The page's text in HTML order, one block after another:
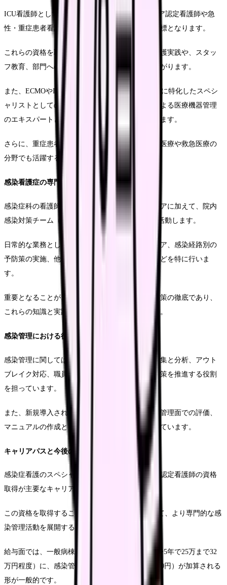
ICU看護師としてのキャリアアップには、集中ケア認定看護師や急
性・重症患者看護専門看護師などの資格取得が目標となります。
これらの資格を取得することで、より専門的な看護実践や、スタッ
フ教育、部門への運営の分担など、活躍の場が広がります。
また、ECMOやIABPなどの高度な医療機器の管理に特化したスペシ
ャリストとしての道や、臨床工学技士との連携による医療機器管理
のエキスパートとしてのキャリアも注目されています。
さらに、重症患者様の看護経験を踏まえて、災害医療や救急医療の
分野でも活躍することができます。
感染看護症の専門性と業務内容
感染症科の看護師は、感染症患者様の直接的なケアに加えて、院内
感染対策チーム（ICT）の中核メンバーとしても活動します。
日常的な業務としては、感染症患者様の観察とケア、感染経路別の
予防策の実施、他部門スタッフへの指導や教育などを特に行いま
す。
重要となることが、標準予防策と感染経路別予防策の徹底であり、
これらの知識と実践力が専門性の基盤となります。
感染管理における役割と実践
感染管理に関しては、サーベイランスデータの収集と分析、アウト
ブレイク対応、職員教育など、組織全体の感染対策を推進する役割
を担っています。
また、新規導入される医療機器や診療材料の感染管理面での評価、
マニュアルの作成と更新なども重要な業務となっています。
キャリアパスと今後の展望
感染症看護のスペシャリストとしては、感染管理認定看護師の資格
取得が主要なキャリアパスとなります。
この資格を取得することで、ICTのリーダーとして、より専門的な感
染管理活動を展開することができます。
給与面では、一般病棟と同程度の基本給（経験3〜5年で25万まで32
万円程度）に、感染管理手当（別途20,000枚30,000円）が加算される
形が一般的です。